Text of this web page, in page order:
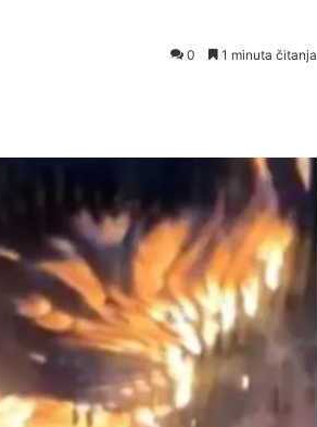
0 1 minuta čitanja